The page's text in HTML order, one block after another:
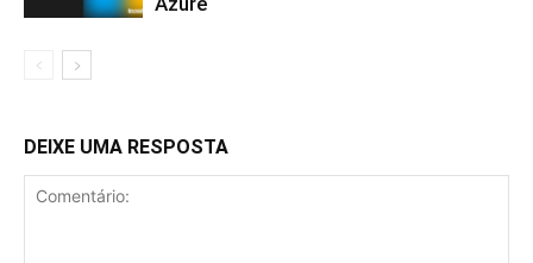
DEIXE UMA RESPOSTA